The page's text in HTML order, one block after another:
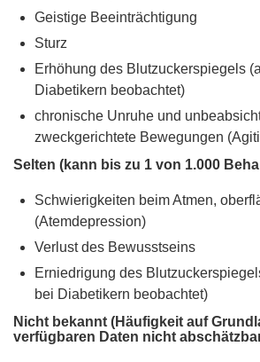
Geistige Beeinträchtigung
Sturz
Erhöhung des Blutzuckerspiegels
Diabetikern beobachtet)
chronische Unruhe und
zweckgerichtete Bewegungen
Selten (kann bis zu 1 von 1.000
Schwierigkeiten beim Atmen,
(Atemdepression)
Verlust des Bewusstseins
Erniedrigung des
bei Diabetikern beobachtet)
Nicht bekannt (Häufigkeit auf
verfügbaren Daten nicht